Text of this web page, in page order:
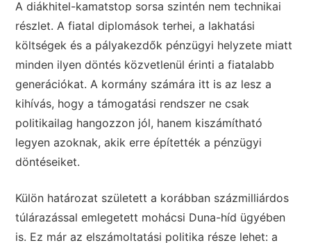
A diákhitel-kamatstop sorsa szintén nem technikai
részlet. A fiatal diplomások terhei, a lakhatási
költségek és a pályakezdők pénzügyi helyzete miatt
minden ilyen döntés közvetlenül érinti a fiatalabb
generációkat. A kormány számára itt is az lesz a
kihívás, hogy a támogatási rendszer ne csak
politikailag hangozzon jól, hanem kiszámítható
legyen azoknak, akik erre építették a pénzügyi
döntéseiket.
Külön határozat született a korábban százmilliárdos
túlárazással emlegetett mohácsi Duna-híd ügyében
is. Ez már az elszámoltatási politika része lehet: a